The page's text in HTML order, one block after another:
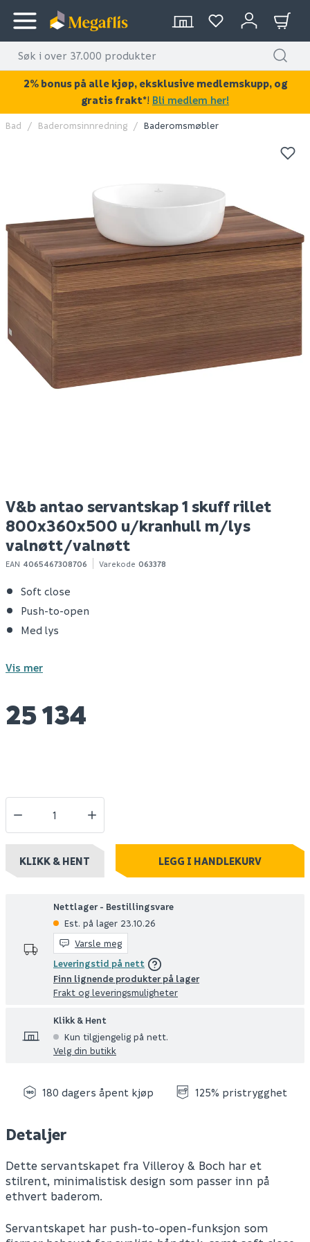
KAN DISSE VÆRE AV INTERESSE?
Pavan glattebrett
200x80 mm i rustfritt
stål tykkelse 0,3 mm
V&b antao servantskap
1 skuff rillet
800x360x500
u/kranhull m/lys
valnøtt/eik
1
Bad Baderomsinnredning Baderomsmøbler
V&b antao servantskap 1 skuff rillet
800x360x500 u/kranhull m/lys
valnøtt/valnøtt
EAN 4065467308706 Varekode 063378
Soft close
Push-to-open
Med lys
Vis mer
25 134
KLIKK & HENT LEGG I HANDLEKURV
Nettlager - Bestillingsvare
Est. på lager 23.10.26
Varsle meg
Leveringstid på nett
Finn lignende produkter på lager
Frakt og leveringsmuligheter
Klikk & Hent
Kun tilgjengelig på nett.
Velg din butikk
180 dagers åpent kjøp 125% pristrygghet
Detaljer
Dette servantskapet fra Villeroy & Boch har et
stilrent, minimalistisk design som passer inn på
ethvert baderom.
Servantskapet har push-to-open-funksjon som
2% bonus på alle kjøp, eksklusive medlemskupp, og
gratis frakt*! Bli medlem her!